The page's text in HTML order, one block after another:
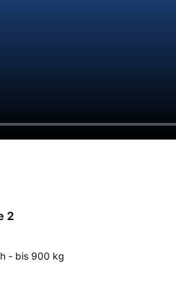
2
- bis 900 kg